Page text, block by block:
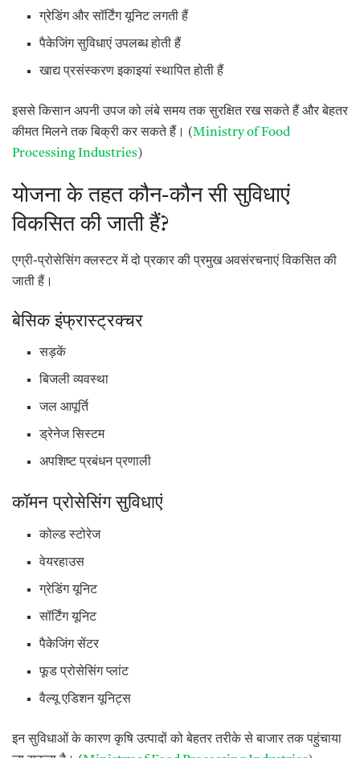
ग्रेडिंग और सॉर्टिंग यूनिट लगती हैं
पैकेजिंग सुविधाएं उपलब्ध होती हैं
खाद्य प्रसंस्करण इकाइयां स्थापित होती हैं
इससे किसान अपनी उपज को लंबे समय तक सुरक्षित रख सकते हैं और बेहतर
कीमत मिलने तक बिक्री कर सकते हैं। (Ministry of Food
Processing Industries)
योजना के तहत कौन-कौन सी सुविधाएं
विकसित की जाती हैं?
एग्री-प्रोसेसिंग क्लस्टर में दो प्रकार की प्रमुख अवसंरचनाएं विकसित की
जाती हैं।
बेसिक इंफ्रास्ट्रक्चर
सड़कें
बिजली व्यवस्था
जल आपूर्ति
ड्रेनेज सिस्टम
अपशिष्ट प्रबंधन प्रणाली
कॉमन प्रोसेसिंग सुविधाएं
कोल्ड स्टोरेज
वेयरहाउस
ग्रेडिंग यूनिट
सॉर्टिंग यूनिट
पैकेजिंग सेंटर
फूड प्रोसेसिंग प्लांट
वैल्यू एडिशन यूनिट्स
इन सुविधाओं के कारण कृषि उत्पादों को बेहतर तरीके से बाजार तक पहुंचाया